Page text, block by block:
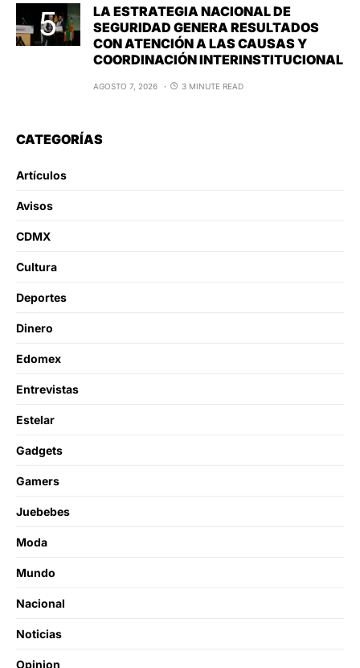
LA ESTRATEGIA NACIONAL DE
SEGURIDAD GENERA RESULTADOS
CON ATENCIÓN A LAS CAUSAS Y
COORDINACIÓN INTERINSTITUCIONAL
AGOSTO 7, 2026 3 MINUTE READ
CATEGORÍAS
Artículos
Avisos
CDMX
Cultura
Deportes
Dinero
Edomex
Entrevistas
Estelar
Gadgets
Gamers
Juebebes
Moda
Mundo
Nacional
Noticias
Opinion